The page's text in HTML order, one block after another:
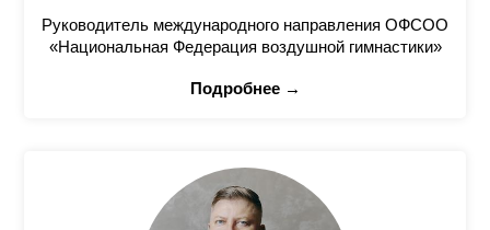
Руководитель международного направления ОФСОО
«Национальная Федерация воздушной гимнастики»
Подробнее →